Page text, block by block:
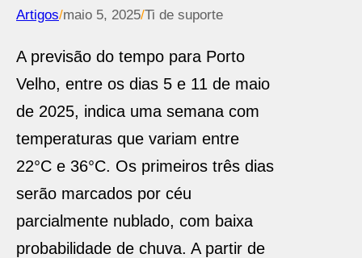
Artigos/maio 5, 2025/Ti de suporte
A previsão do tempo para Porto
Velho, entre os dias 5 e 11 de maio
de 2025, indica uma semana com
temperaturas que variam entre
22°C e 36°C. Os primeiros três dias
serão marcados por céu
parcialmente nublado, com baixa
probabilidade de chuva. A partir de